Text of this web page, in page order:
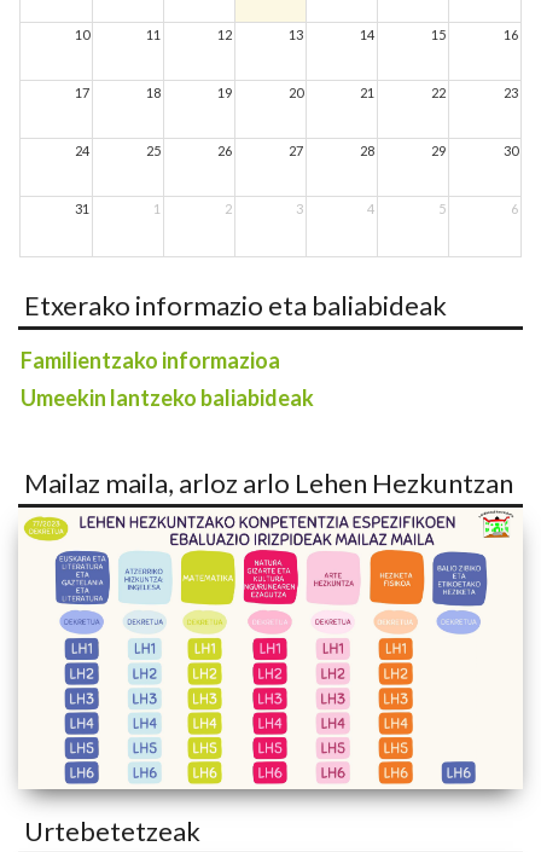
10 11 12 13 14 15 16
17 18 19 20 21 22 23
24 25 26 27 28 29 30
31 1 2 3 4 5 6
Etxerako informazio eta baliabideak
Familientzako informazioa
Umeekin lantzeko baliabideak
Mailaz maila, arloz arlo Lehen Hezkuntzan
Urtebetetzeak